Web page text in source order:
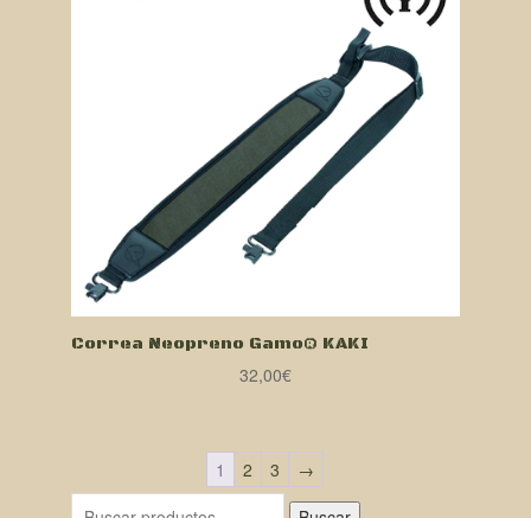
Correa Neopreno Gamo® KAKI
32,00€
1 2 3
→